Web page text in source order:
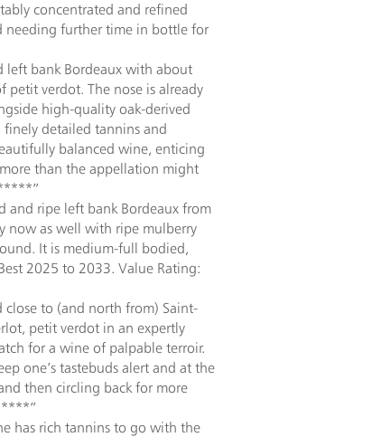
concentrated and refined
needing further time in bottle for
left bank Bordeaux with about
petit verdot. The nose is already
high-quality oak-derived
detailed tannins and
balanced wine, enticing
than the appellation might
and ripe left bank Bordeaux from
now as well with ripe mulberry
It is medium-full bodied,
2025 to 2033. Value Rating:
close to (and north from) Saint-
petit verdot in an expertly
for a wine of palpable terroir.
one’s tastebuds alert and at the
then circling back for more
****”
has rich tannins to go with the